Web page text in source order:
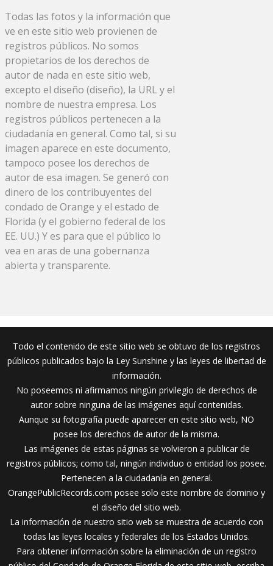
Todas las fotos y la información que
ve en este sitio web provienen de
registros públicos. No somos
propietarios de los derechos de
autor de nada en este sitio web,
excepto el diseño (diseño), la URL y el
nombre de nuestra empresa. Los
registros públicos pertenecen a la
ciudadanía en general. Como tal, si su
imagen aparece en este documento,
tampoco posee los derechos de
autor de esa imagen. Se generó con
dinero de los contribuyentes del
condado de Orange y el estado de
Florida (y el gobierno federal de los
EE. UU.) Y es para que el público lo
vea en aras de una gobernanza
abierta y transparente.
Todo el contenido de este sitio web se obtuvo de los registros
públicos publicados bajo la Ley Sunshine y las leyes de libertad de
información.
No poseemos ni afirmamos ningún privilegio de derechos de
autor sobre ninguna de las imágenes aquí contenidas.
Aunque su fotografía puede aparecer en este sitio web, NO
posee los derechos de autor de la misma.
Las imágenes de estas páginas se volvieron a publicar de
registros públicos; como tal, ningún individuo o entidad los posee.
Pertenecen a la ciudadanía en general.
OrangePublicRecords.com posee solo este nombre de dominio y
el diseño del sitio web.
La información de nuestro sitio web se muestra de acuerdo con
todas las leyes locales y federales de los Estados Unidos.
Para obtener información sobre la eliminación de un registro